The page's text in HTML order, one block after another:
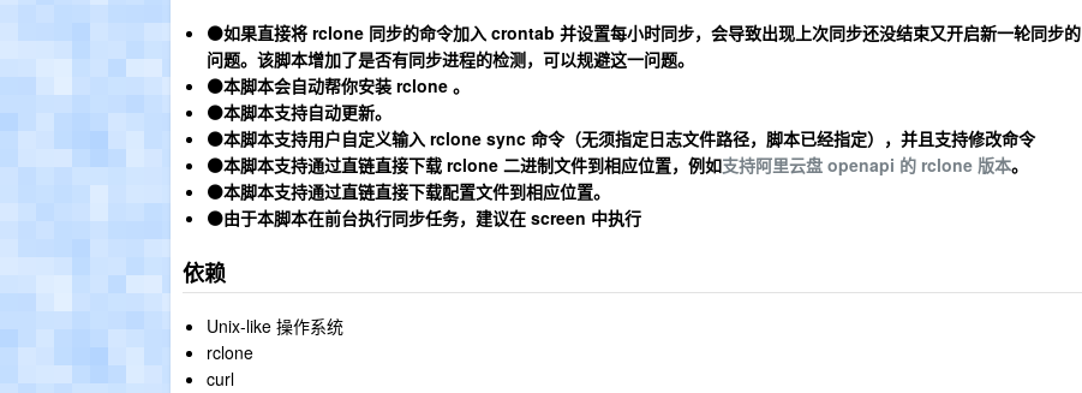
⚫如果直接将 rclone 同步的命令加入 crontab 并设置每小时同步，会导致出现上次同步还没结束又开启新一轮同步的
问题。该脚本增加了是否有同步进程的检测，可以规避这一问题。
⚫本脚本会自动帮你安装 rclone 。
⚫本脚本支持自动更新。
⚫本脚本支持用户自定义输入 rclone sync 命令（无须指定日志文件路径，脚本已经指定），并且支持修改命令
⚫本脚本支持通过直链直接下载 rclone 二进制文件到相应位置，例如支持阿里云盘 openapi 的 rclone 版本。
⚫本脚本支持通过直链直接下载配置文件到相应位置。
⚫由于本脚本在前台执行同步任务，建议在 screen 中执行
依赖
Unix-like 操作系统
rclone
curl